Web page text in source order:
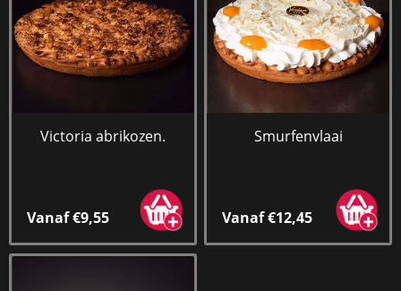
Victoria abrikozen.
Vanaf €9,55
Smurfenvlaai
Vanaf €12,45